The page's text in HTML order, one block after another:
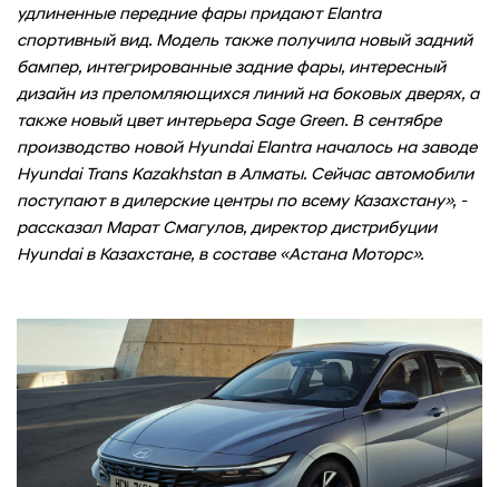
удлиненные передние фары придают Elantra
спортивный вид. Модель также получила новый задний
бампер, интегрированные задние фары, интересный
дизайн из преломляющихся линий на боковых дверях, а
также новый цвет интерьера Sage Green. В сентябре
производство новой Hyundai Elantra началось на заводе
Hyundai Trans Kazakhstan в Алматы. Сейчас автомобили
поступают в дилерские центры по всему Казахстану», -
рассказал Марат Смагулов, директор дистрибуции
Hyundai в Казахстане, в составе «Астана Моторс».